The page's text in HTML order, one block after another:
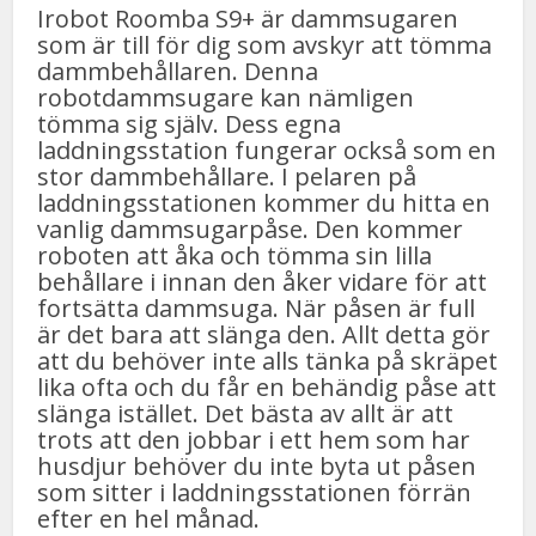
Irobot Roomba S9+ är dammsugaren
som är till för dig som avskyr att tömma
dammbehållaren. Denna
robotdammsugare kan nämligen
tömma sig själv. Dess egna
laddningsstation fungerar också som en
stor dammbehållare. I pelaren på
laddningsstationen kommer du hitta en
vanlig dammsugarpåse. Den kommer
roboten att åka och tömma sin lilla
behållare i innan den åker vidare för att
fortsätta dammsuga. När påsen är full
är det bara att slänga den. Allt detta gör
att du behöver inte alls tänka på skräpet
lika ofta och du får en behändig påse att
slänga istället. Det bästa av allt är att
trots att den jobbar i ett hem som har
husdjur behöver du inte byta ut påsen
som sitter i laddningsstationen förrän
efter en hel månad.